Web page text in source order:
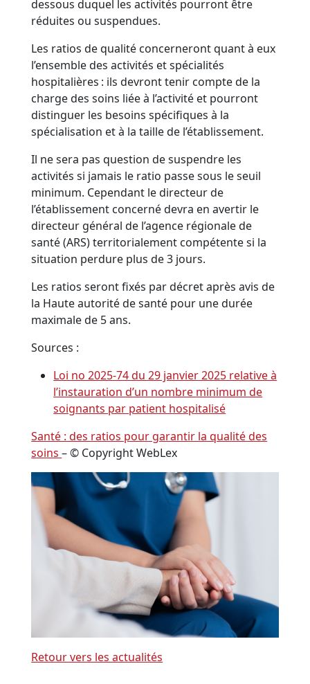
dessous duquel les activités pourront être
réduites ou suspendues.
Les ratios de qualité concerneront quant à eux
l’ensemble des activités et spécialités
hospitalières : ils devront tenir compte de la
charge des soins liée à l’activité et pourront
distinguer les besoins spécifiques à la
spécialisation et à la taille de l’établissement.
Il ne sera pas question de suspendre les
activités si jamais le ratio passe sous le seuil
minimum. Cependant le directeur de
l’établissement concerné devra en avertir le
directeur général de l’agence régionale de
santé (ARS) territorialement compétente si la
situation perdure plus de 3 jours.
Les ratios seront fixés par décret après avis de
la Haute autorité de santé pour une durée
maximale de 5 ans.
Sources :
Loi no 2025-74 du 29 janvier 2025 relative à
l’instauration d’un nombre minimum de
soignants par patient hospitalisé
Santé : des ratios pour garantir la qualité des
soins– © Copyright WebLex
Retour vers les actualités